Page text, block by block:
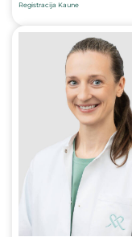
Registracija Kaune